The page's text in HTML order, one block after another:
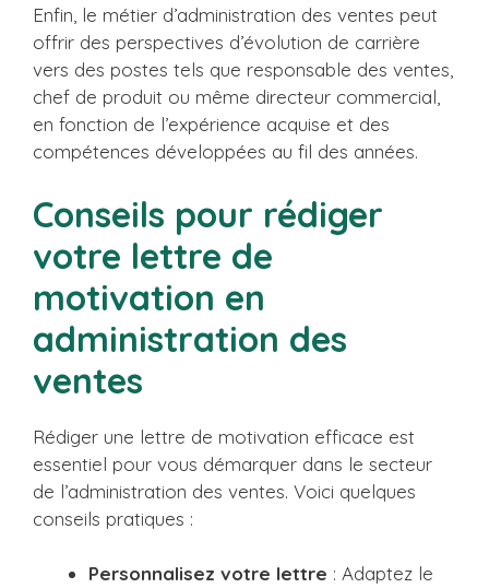
Enfin, le métier d’administration des ventes peut
offrir des perspectives d’évolution de carrière
vers des postes tels que responsable des ventes,
chef de produit ou même directeur commercial,
en fonction de l’expérience acquise et des
compétences développées au fil des années.
Conseils pour rédiger
votre lettre de
motivation en
administration des
ventes
Rédiger une lettre de motivation efficace est
essentiel pour vous démarquer dans le secteur
de l’administration des ventes. Voici quelques
conseils pratiques :
Personnalisez votre lettre : Adaptez le